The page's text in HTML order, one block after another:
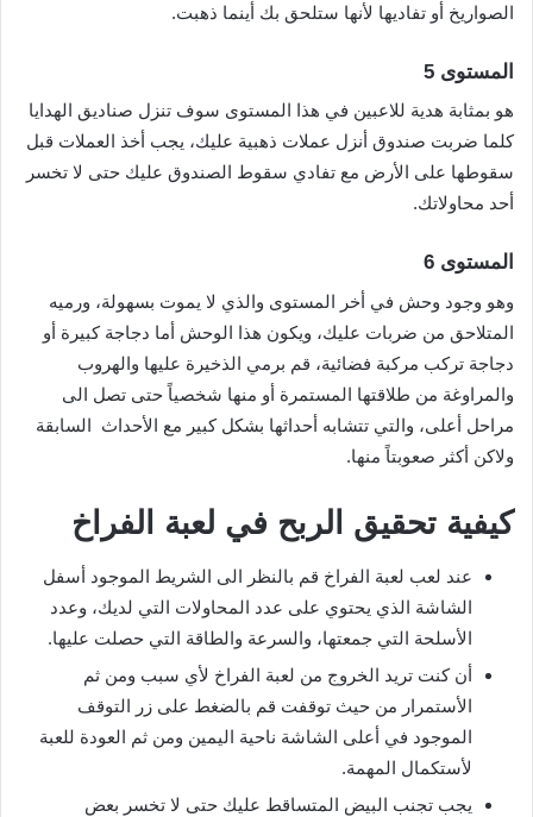
الصواريخ أو تفاديها لأنها ستلحق بك أينما ذهبت.
المستوى 5
هو بمثابة هدية للاعبين في هذا المستوى سوف تنزل صناديق الهدايا
كلما ضربت صندوق أنزل عملات ذهبية عليك، يجب أخذ العملات قبل
سقوطها على الأرض مع تفادي سقوط الصندوق عليك حتى لا تخسر
أحد محاولاتك.
المستوى 6
وهو وجود وحش في أخر المستوى والذي لا يموت بسهولة، ورميه
المتلاحق من ضربات عليك، ويكون هذا الوحش أما دجاجة كبيرة أو
دجاجة تركب مركبة فضائية، قم برمي الذخيرة عليها والهروب
والمراوغة من طلاقتها المستمرة أو منها شخصياً حتى تصل الى
مراحل أعلى، والتي تتشابه أحداثها بشكل كبير مع الأحداث السابقة
ولاكن أكثر صعوبتاً منها.
كيفية تحقيق الربح في لعبة الفراخ
عند لعب لعبة الفراخ قم بالنظر الى الشريط الموجود أسفل
الشاشة الذي يحتوي على عدد المحاولات التي لديك، وعدد
الأسلحة التي جمعتها، والسرعة والطاقة التي حصلت عليها.
أن كنت تريد الخروج من لعبة الفراخ لأي سبب ومن ثم
الأستمرار من حيث توقفت قم بالضغط على زر التوقف
الموجود في أعلى الشاشة ناحية اليمين ومن ثم العودة للعبة
لأستكمال المهمة.
يجب تجنب البيض المتساقط عليك حتى لا تخسر بعض